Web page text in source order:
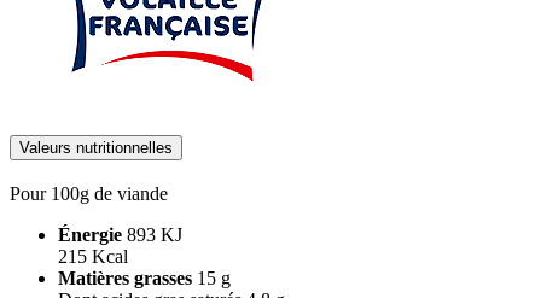
Valeurs nutritionnelles
Pour 100g de viande
Énergie 893 KJ
215 Kcal
Matières grasses 15 g